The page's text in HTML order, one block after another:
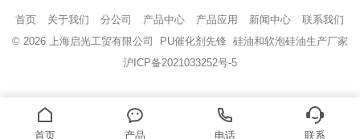
首页 关于我们 分公司 产品中心 产品应用 新闻中心
联系我们
© 2026 上海启光工贸有限公司 PU催化剂先锋 硅油和软泡硅油生产厂家
沪ICP备2021033252号-5
首页 产品 电话 联系